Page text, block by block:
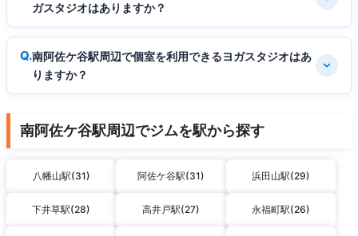
ガスタジオはありますか？
南阿佐ケ谷駅周辺で個室を利用できるヨガスタジオはあ
りますか？
南阿佐ケ谷駅周辺でジムを駅から探す
八幡山駅(31) 阿佐ケ谷駅(31) 浜田山駅(29)
下井草駅(28) 高井戸駅(27) 永福町駅(26)